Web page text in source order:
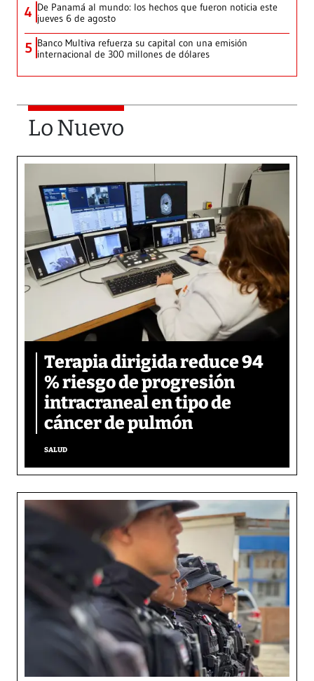
4 De Panamá al mundo: los hechos que fueron noticia este
jueves 6 de agosto
5 Banco Multiva refuerza su capital con una emisión
internacional de 300 millones de dólares
Lo Nuevo
Terapia dirigida reduce 94
% riesgo de progresión
intracraneal en tipo de
cáncer de pulmón
SALUD